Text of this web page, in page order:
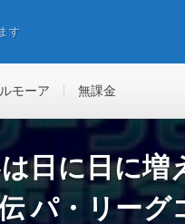
す
ルモーア 無課金
日に日に増
パ・リーグ